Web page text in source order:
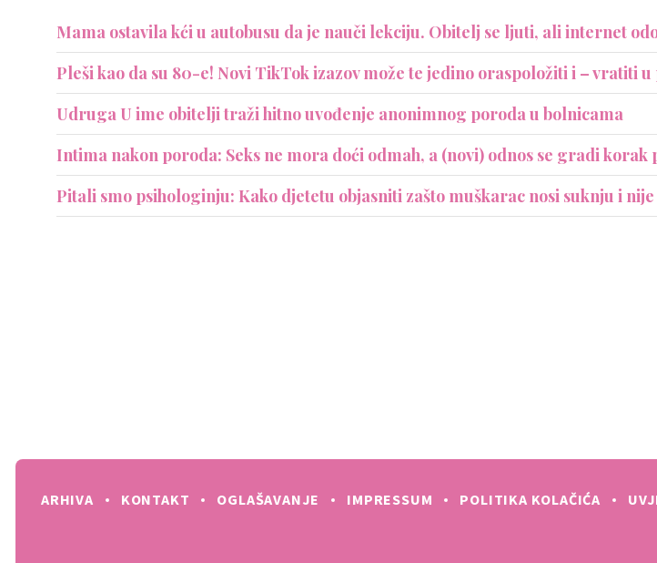
Mama ostavila kći u autobusu da je nauči lekciju. Obitelj se ljuti, ali internet
Pleši kao da su 80-e! Novi TikTok izazov može te jedino oraspoložiti i – vratiti
Udruga U ime obitelji traži hitno uvođenje anonimnog poroda u bolnicama
Intima nakon poroda: Seks ne mora doći odmah, a (novi) odnos se gradi korak
Pitali smo psihologinju: Kako djetetu objasniti zašto muškarac nosi suknju i
ARHIVA KONTAKT OGLAŠAVANJE IMPRESSUM POLITIKA KOLAČIĆA